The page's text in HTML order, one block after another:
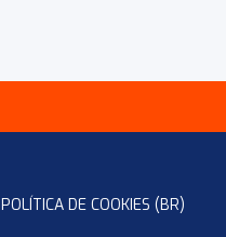
POLÍTICA DE COOKIES (BR)